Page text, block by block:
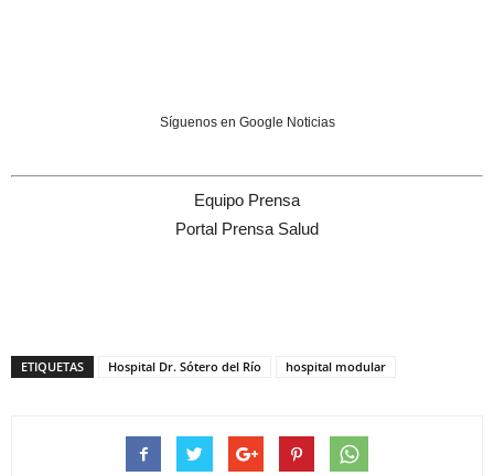
Síguenos en Google Noticias
Equipo Prensa
Portal Prensa Salud
ETIQUETAS Hospital Dr. Sótero del Río hospital modular